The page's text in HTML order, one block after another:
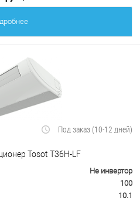
Под заказ (10-12 дней)
Tosot T36H-LF
Не инвертор
100
10.1